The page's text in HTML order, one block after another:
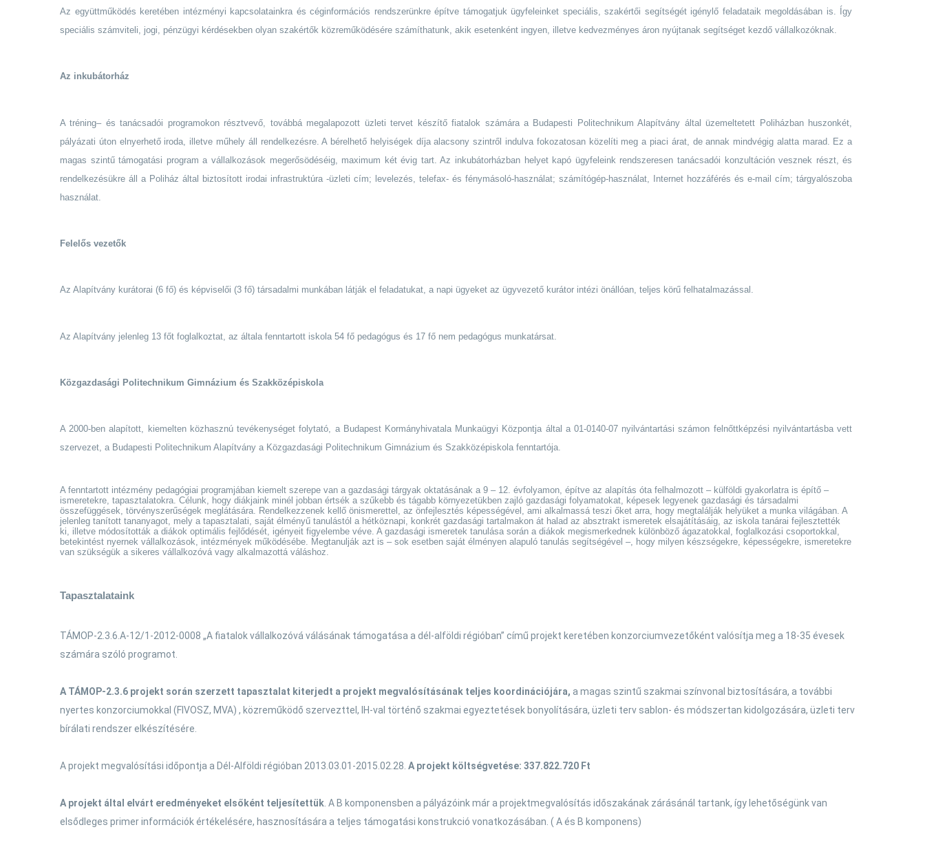
Az együttműködés keretében intézményi kapcsolatainkra és céginformációs rendszerünkre építve támogatjuk ügyfeleinket speciális, szakértői segítségét igénylő feladataik megoldásában is. Így
speciális számviteli, jogi, pénzügyi kérdésekben olyan szakértők közreműködésére számíthatunk, akik esetenként ingyen, illetve kedvezményes áron nyújtanak segítséget kezdő vállalkozóknak.
Az inkubátorház
A tréning– és tanácsadói programokon résztvevő, továbbá megalapozott üzleti tervet készítő fiatalok számára a Budapesti Politechnikum Alapítvány által üzemeltetett Poliházban huszonkét,
pályázati úton elnyerhető iroda, illetve műhely áll rendelkezésre. A bérelhető helyiségek díja alacsony szintről indulva fokozatosan közelíti meg a piaci árat, de annak mindvégig alatta marad. Ez a
magas szintű támogatási program a vállalkozások megerősödéséig, maximum két évig tart. Az inkubátorházban helyet kapó ügyfeleink rendszeresen tanácsadói konzultáción vesznek részt, és
rendelkezésükre áll a Poliház által biztosított irodai infrastruktúra -üzleti cím; levelezés, telefax- és fénymásoló-használat; számítógép-használat, Internet hozzáférés és e-mail cím; tárgyalószoba
használat.
Felelős vezetők
Az Alapítvány kurátorai (6 fő) és képviselői (3 fő) társadalmi munkában látják el feladatukat, a napi ügyeket az ügyvezető kurátor intézi önállóan, teljes körű felhatalmazással.
Az Alapítvány jelenleg 13 főt foglalkoztat, az általa fenntartott iskola 54 fő pedagógus és 17 fő nem pedagógus munkatársat.
Közgazdasági Politechnikum Gimnázium és Szakközépiskola
A 2000-ben alapított, kiemelten közhasznú tevékenységet folytató, a Budapest Kormányhivatala Munkaügyi Központja által a 01-0140-07 nyilvántartási számon felnőttképzési nyilvántartásba vett
szervezet, a Budapesti Politechnikum Alapítvány a Közgazdasági Politechnikum Gimnázium és Szakközépiskola fenntartója.
A fenntartott intézmény pedagógiai programjában kiemelt szerepe van a gazdasági tárgyak oktatásának a 9 – 12. évfolyamon, építve az alapítás óta felhalmozott – külföldi gyakorlatra is építő –
ismeretekre, tapasztalatokra. Célunk, hogy diákjaink minél jobban értsék a szűkebb és tágabb környezetükben zajló gazdasági folyamatokat, képesek legyenek gazdasági és társadalmi
összefüggések, törvényszerűségek meglátására. Rendelkezzenek kellő önismerettel, az önfejlesztés képességével, ami alkalmassá teszi őket arra, hogy megtalálják helyüket a munka világában. A
jelenleg tanított tananyagot, mely a tapasztalati, saját élményű tanulástól a hétköznapi, konkrét gazdasági tartalmakon át halad az absztrakt ismeretek elsajátításáig, az iskola tanárai fejlesztették
ki, illetve módosították a diákok optimális fejlődését, igényeit figyelembe véve. A gazdasági ismeretek tanulása során a diákok megismerkednek különböző ágazatokkal, foglalkozási csoportokkal,
betekintést nyernek vállalkozások, intézmények működésébe. Megtanulják azt is – sok esetben saját élményen alapuló tanulás segítségével –, hogy milyen készségekre, képességekre, ismeretekre
van szükségük a sikeres vállalkozóvá vagy alkalmazottá váláshoz.
Tapasztalataink
TÁMOP-2.3.6.A-12/1-2012-0008 „A fiatalok vállalkozóvá válásának támogatása a dél-alföldi régióban” című projekt keretében konzorciumvezetőként valósítja meg a 18-35 évesek
számára szóló programot.
A TÁMOP-2.3.6 projekt során szerzett tapasztalat kiterjedt a projekt megvalósításának teljes koordinációjára, a magas szintű szakmai színvonal biztosítására, a további
nyertes konzorciumokkal (FIVOSZ, MVA) , közreműködő szervezttel, IH-val történő szakmai egyeztetések bonyolítására, üzleti terv sablon- és módszertan kidolgozására, üzleti terv
bírálati rendszer elkészítésére.
A projekt megvalósítási időpontja a Dél-Alföldi régióban 2013.03.01-2015.02.28. A projekt költségvetése: 337.822.720 Ft
A projekt által elvárt eredményeket elsőként teljesítettük . A B komponensben a pályázóink már a projektmegvalósítás időszakának zárásánál tartank, így lehetőségünk van
elsődleges primer információk értékelésére, hasznosítására a teljes támogatási konstrukció vonatkozásában. ( A és B komponens)